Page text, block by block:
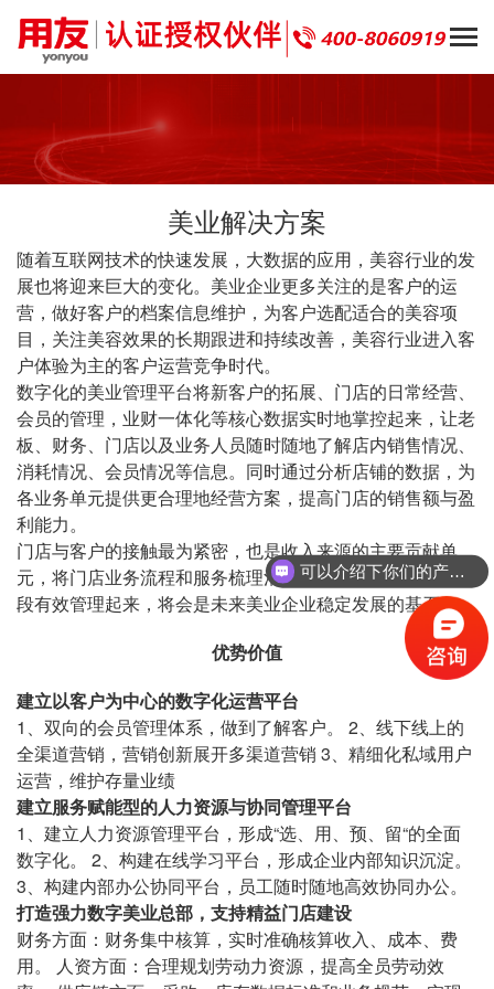
美业解决方案
随着互联网技术的快速发展，大数据的应用，美容行业的发
展也将迎来巨大的变化。美业企业更多关注的是客户的运
营，做好客户的档案信息维护，为客户选配适合的美容项
目，关注美容效果的长期跟进和持续改善，美容行业进入客
户体验为主的客户运营竞争时代。
数字化的美业管理平台将新客户的拓展、门店的日常经营、
会员的管理，业财一体化等核心数据实时地掌控起来，让老
板、财务、门店以及业务人员随时随地了解店内销售情况、
消耗情况、会员情况等信息。同时通过分析店铺的数据，为
各业务单元提供更合理地经营方案，提高门店的销售额与盈
利能力。
门店与客户的接触最为紧密，也是收入来源的主要贡献单
元，将门店业务流程和服务梳理清楚，同时通过数字化的手
段有效管理起来，将会是未来美业企业稳定发展的基石。
优势价值
建立以客户为中心的数字化运营平台
1、双向的会员管理体系，做到了解客户。 2、线下线上的
全渠道营销，营销创新展开多渠道营销 3、精细化私域用户
运营，维护存量业绩
建立服务赋能型的人力资源与协同管理平台
1、建立人力资源管理平台，形成“选、用、预、留“的全面
数字化。 2、构建在线学习平台，形成企业内部知识沉淀。
3、构建内部办公协同平台，员工随时随地高效协同办公。
打造强力数字美业总部，支持精益门店建设
财务方面：财务集中核算，实时准确核算收入、成本、费
用。 人资方面：合理规划劳动力资源，提高全员劳动效
可以介绍下你们的产品么？